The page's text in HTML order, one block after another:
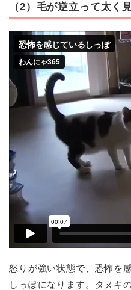
（2）毛が逆立って太く
怒りが強い状態で、恐怖を
しっぽになります。タヌキ